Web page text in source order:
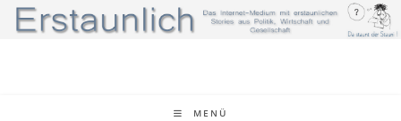
Zum
Inhalt
MENÜ